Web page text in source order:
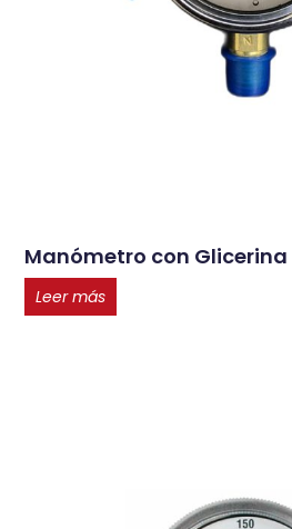
Manómetro con Glicerina
Leer más